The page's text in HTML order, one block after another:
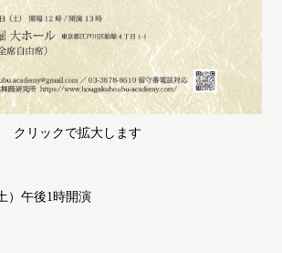
クリックで拡大します
）午後1時開演